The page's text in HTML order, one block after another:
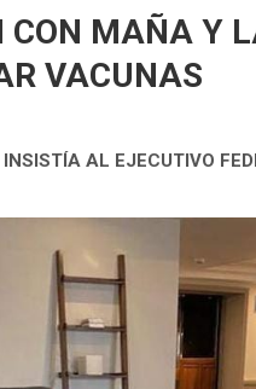
MAÑA Y
VACUNAS
AL EJECUTIVO